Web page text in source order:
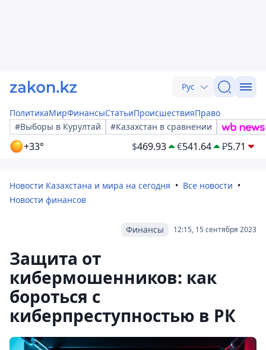
Рус
ПолитикаМирФинансыСтатьиПроисшествияПраво
#Выборы в Курултай
#Казахстан в сравнении
+33° $469.93 €541.64 ₽5.71
Новости Казахстана и мира на сегодня
Все новости
Новости финансов
12:15, 15 сентября 2023
Финансы
Защита от
кибермошенников: как
бороться с
киберпреступностью в РК